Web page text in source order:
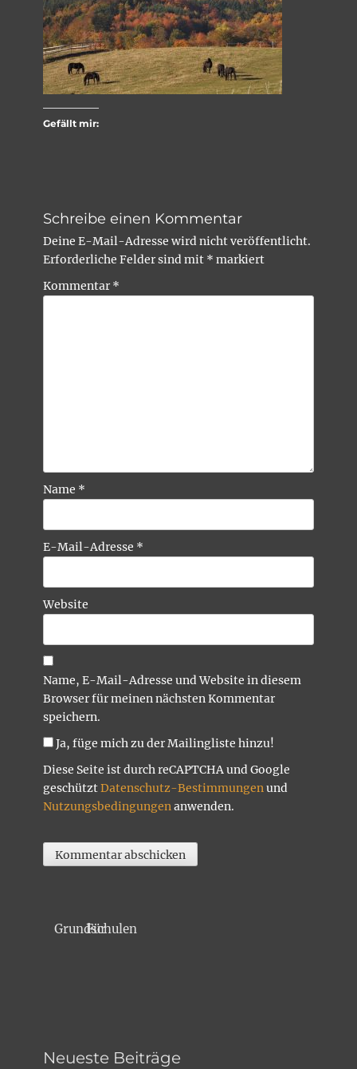
Gefällt mir:
Schreibe einen Kommentar
Deine E-Mail-Adresse wird nicht veröffentlicht.
Erforderliche Felder sind mit * markiert
Kommentar *
Name *
E-Mail-Adresse *
Website
Name, E-Mail-Adresse und Website in diesem
Browser für meinen nächsten Kommentar
speichern.
Ja, füge mich zu der Mailingliste hinzu!
Diese Seite ist durch reCAPTCHA und Google
geschütztDatenschutz-Bestimmungenund
Nutzungsbedingungenanwenden.
Für Grundschulen
Neueste Beiträge